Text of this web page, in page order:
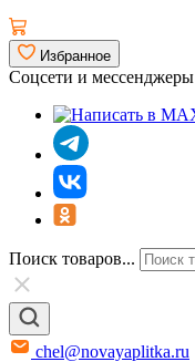
Избранное
Соцсети и мессенджеры
Поиск товаров...
chel@novayaplitka.ru